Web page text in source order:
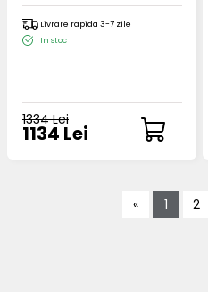
Livrare rapida 3-7 zile
In stoc
1334 Lei
1134 Lei
« 1 2